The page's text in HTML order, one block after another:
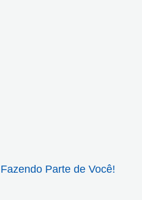
Parte de Você!